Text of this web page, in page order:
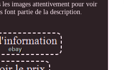
les images attentivement pour voir
font partie de la description.